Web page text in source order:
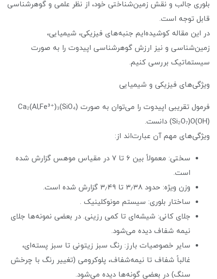
بلوری جالب و نقش زمین‌شناختی خود، از نظر علمی و گوهرشناسی
قابل توجه است.
در این مقاله کوشیده‌ایم جنبه‌های فیزیکی، شیمیایی،
زمین‌شناسی و نیز ارزش گوهرشناسی اپیدوت را به صورت
سیستماتیک بررسی کنیم.
ویژگی‌های فیزیکی و شیمیایی
فرمول تقریبی اپیدوت را می‌توان به صورت Ca₂(Al,Fe³⁺)₃(SiO₄)
(Si₂O₇)O(OH) دانست.
ویژگی‌های مهم آن عبارت‌اند از:
سختی: معمولاً بین ۶ تا ۷ در مقیاس موهس گزارش شده
است.
وزن ویژه: حدود ۳٫۳۸ تا ۳٫۴۹ گزارش شده است.
ساختار بلوری: سیستم مونوکلینیک .
جلای کانی: شیشه‌ای تا کمی رزینی. در بعضی نمونه‌ها جلای
نیمه شفاف دیده می‌شود.
سایر خصوصیات بارز: رنگ سبز زیتونی تا سبز پسته‌ای،
غالباً شفاف تا نیمه‌شفاف، پلوکرومی (تغییر رنگ با چرخش
سنگ) در بعضی گونه‌ها دیده می‌شود.